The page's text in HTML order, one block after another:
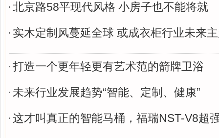
北京路58平现代风格 小房子也不能将就
实木定制风蔓延全球 或成衣柜行业未来
打造一个更年轻更有艺术范的箭牌卫浴
未来行业发展趋势“智能、定制、健康”
这才叫真正的智能马桶，福瑞NST-V8超